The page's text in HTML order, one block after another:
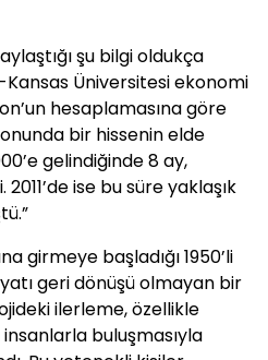
şu bilgi oldukça
Üniversitesi ekonomi
hesaplamasına göre
bir hissenin elde
gelindiğinde 8 ay,
ise bu süre yaklaşık
girmeye başladığı 1950’li
geri dönüşü olmayan bir
ilerleme, özellikle
buluşmasıyla